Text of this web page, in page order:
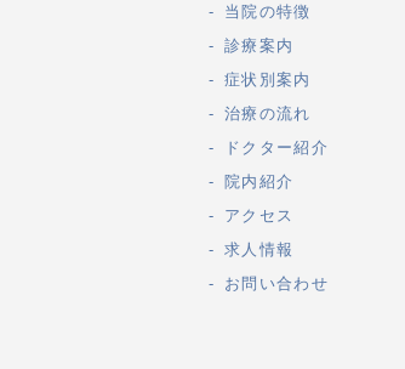
当院の特徴
診療案内
症状別案内
治療の流れ
ドクター紹介
院内紹介
アクセス
求人情報
お問い合わせ